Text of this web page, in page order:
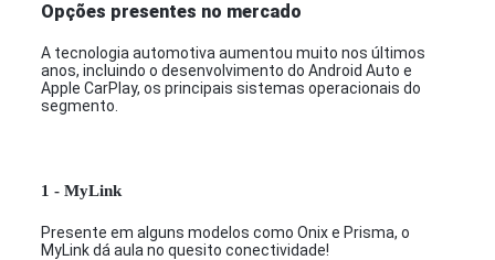
Opções presentes no mercado
A tecnologia automotiva aumentou muito nos últimos
anos, incluindo o desenvolvimento do Android Auto e
Apple CarPlay, os principais sistemas operacionais do
segmento.
1 - MyLink
Presente em alguns modelos como Onix e Prisma, o
MyLink dá aula no quesito conectividade!